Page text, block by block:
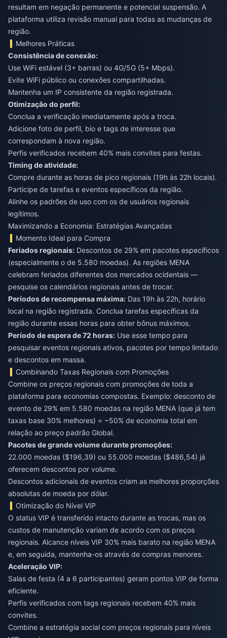
resultam em negação permanente e potencial suspensão. A
plataforma utiliza revisão manual para todas as mudanças de
região.
Melhores Práticas
Consistência de conexão:
Use WiFi estável (3+ barras) ou 4G/5G (5+ Mbps).
Evite WiFi público ou conexões compartilhadas.
Mantenha um IP consistente da região registrada.
Otimização do perfil:
Conclua a verificação imediatamente após a troca.
Adicione foto de perfil, bio e tags de interesse que
correspondam à nova região.
Perfis verificados recebem 40% mais convites para festas.
Timing de atividade:
Compre durante as horas de pico regionais (19h às 22h locais).
Participe de tarefas e eventos específicos da região.
Alinhe os padrões de uso com os de usuários regionais
legítimos.
Maximizando a Economia: Estratégias Avançadas
Momento Ideal para Compra
Feriados regionais: Descontos de 29% em pacotes específicos
(especialmente o de 5.580 moedas). As regiões MENA
celebram feriados diferentes dos mercados ocidentais —
pesquise os calendários regionais antes de trocar.
Períodos de recompensa máxima: Das 19h às 22h, horário
local na região registrada. Conclua tarefas específicas da
região durante essas horas para obter bônus máximos.
Período de espera de 72 horas: Use esse tempo para
pesquisar eventos regionais ativos, pacotes por tempo limitado
e descontos em massa.
Combinando Taxas Regionais com Promoções
Combine os preços regionais com promoções de toda a
plataforma para economias compostas. Exemplo: desconto de
evento de 29% em 5.580 moedas na região MENA (que já tem
taxas base 30% melhores) = ~50% de economia total em
relação ao preço padrão Global.
Pacotes de grande volume durante promoções:
22.000 moedas ($196,39) ou 55.000 moedas ($486,54) já
oferecem descontos por volume.
Descontos adicionais de eventos criam as melhores proporções
absolutas de moeda por dólar.
Otimização do Nível VIP
O status VIP é transferido intacto durante as trocas, mas os
custos de manutenção variam de acordo com os preços
regionais. Alcance níveis VIP 30% mais barato na região MENA
e, em seguida, mantenha-os através de compras menores.
Aceleração VIP:
Salas de festa (4 a 6 participantes) geram pontos VIP de forma
eficiente.
Perfis verificados com tags regionais recebem 40% mais
convites.
Combine a estratégia social com preços regionais para níveis